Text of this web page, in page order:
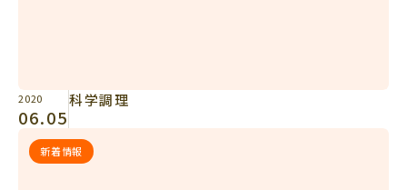
2020
06.05
科学調理
新着情報